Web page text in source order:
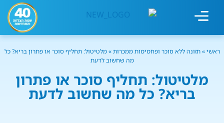
ראשי»תזונה ללא סוכר ופחמימות ממכרות»מלטיטול: תחליף סוכר או פתרון בריא? כל
מה שחשוב לדעת
מלטיטול: תחליף סוכר או פתרון
בריא? כל מה שחשוב לדעת